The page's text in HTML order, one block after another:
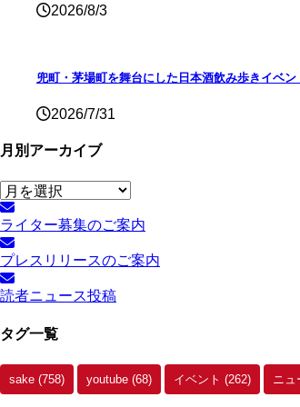
2026/8/3
兜町・茅場町を舞台にした日本酒飲み歩きイベ
2026/7/31
月別アーカイブ
月
別
ア
ー
カ
イ
ブ
ライター募集のご案内
プレスリリースのご案内
読者ニュース投稿
タグ一覧
sake (758) youtube (68) イベント (262) ニュ